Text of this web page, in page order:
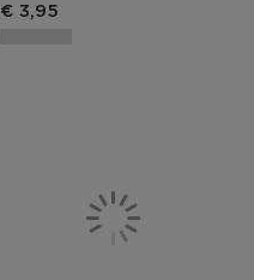
Productprijs
€ 3,95